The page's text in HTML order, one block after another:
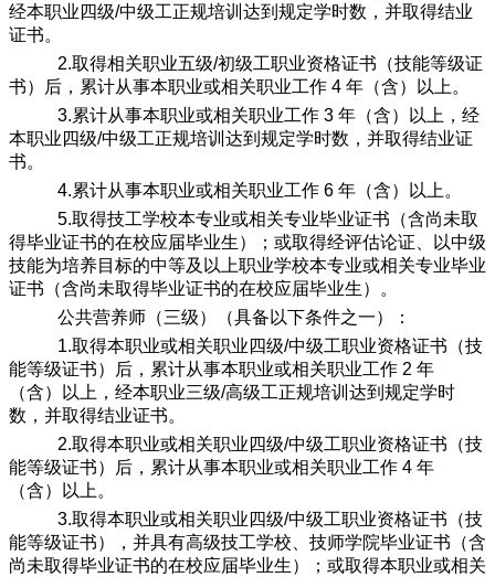
经本职业四级/中级工正规培训达到规定学时数，并取得结业
证书。
2.取得相关职业五级/初级工职业资格证书（技能等级证
书）后，累计从事本职业或相关职业工作 4 年（含）以上。
3.累计从事本职业或相关职业工作 3 年（含）以上，经
本职业四级/中级工正规培训达到规定学时数，并取得结业证
书。
4.累计从事本职业或相关职业工作 6 年（含）以上。
5.取得技工学校本专业或相关专业毕业证书（含尚未取
得毕业证书的在校应届毕业生）；或取得经评估论证、以中级
技能为培养目标的中等及以上职业学校本专业或相关专业毕业
证书（含尚未取得毕业证书的在校应届毕业生）。
公共营养师（三级）（具备以下条件之一）：
1.取得本职业或相关职业四级/中级工职业资格证书（技
能等级证书）后，累计从事本职业或相关职业工作 2 年
（含）以上，经本职业三级/高级工正规培训达到规定学时
数，并取得结业证书。
2.取得本职业或相关职业四级/中级工职业资格证书（技
能等级证书）后，累计从事本职业或相关职业工作 4 年
（含）以上。
3.取得本职业或相关职业四级/中级工职业资格证书（技
能等级证书），并具有高级技工学校、技师学院毕业证书（含
尚未取得毕业证书的在校应届毕业生）；或取得本职业或相关